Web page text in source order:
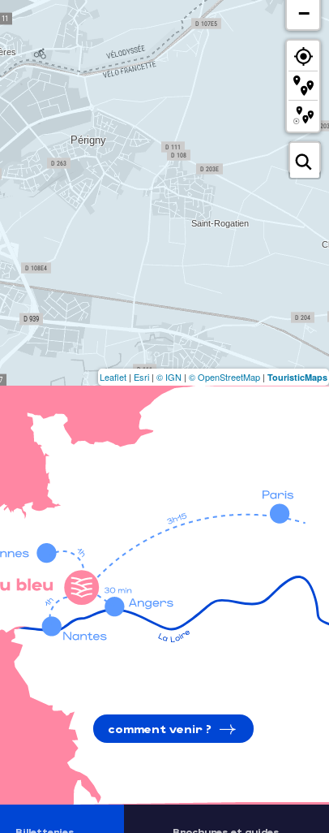
−
Leaflet | Esri | © IGN | © OpenStreetMap | TouristicMaps
comment venir ?